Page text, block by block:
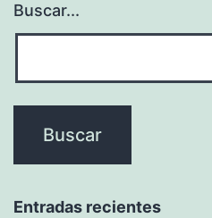
Buscar...
Entradas recientes